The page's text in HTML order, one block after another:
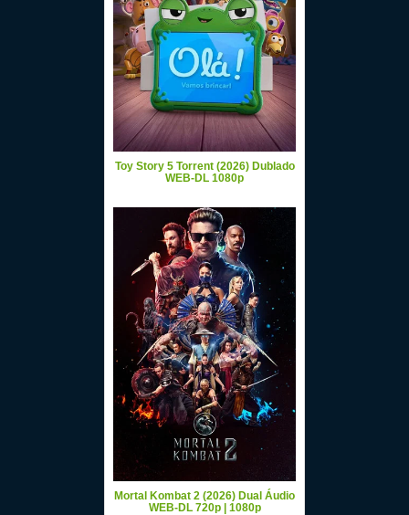
Toy Story 5 Torrent (2026) Dublado
WEB-DL 1080p
Mortal Kombat 2 (2026) Dual Áudio
WEB-DL 720p | 1080p